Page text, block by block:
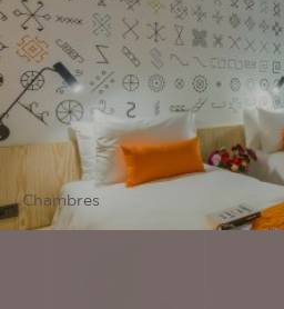
Chambres